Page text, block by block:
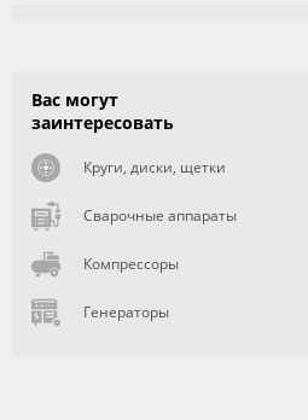
Вас могут
заинтересовать
Круги, диски, щетки
Сварочные аппараты
Компрессоры
Генераторы